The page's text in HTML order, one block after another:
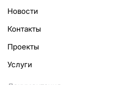
Новости
Контакты
Проекты
Услуги